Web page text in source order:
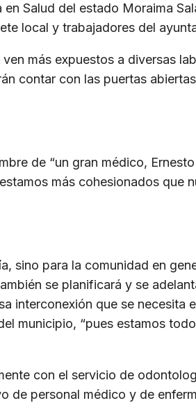
Salud del estado Moraima
local y trabajadores del
más expuestos a diversas
contar con las puertas
de “un gran médico,
más cohesionados que
sino para la comunidad en
se planificará y se
interconexión que se necesita
municipio, “pues estamos
con el servicio de
de personal médico y de